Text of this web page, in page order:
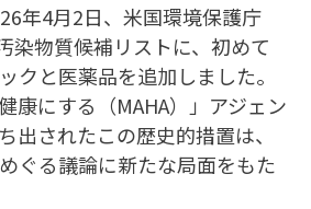
年4月2日、米国環境保護庁
染物質候補リストに、初めて
クと医薬品を追加しました。
康にする（MAHA）」アジェン
出されたこの歴史的措置は、
ぐる議論に新たな局面をもた